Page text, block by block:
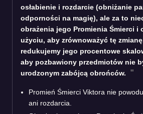
osłabienie i rozdarcie (obniżanie
odporności na magię), ale za to
obrażenia jego Promienia Śmierci i
użyciu, aby zrównoważyć tę
redukujemy jego procentowe
aby pozbawiony przedmiotów nie
urodzonym zabójcą obrońców.
Promień Śmierci Viktora nie
ani rozdarcia.